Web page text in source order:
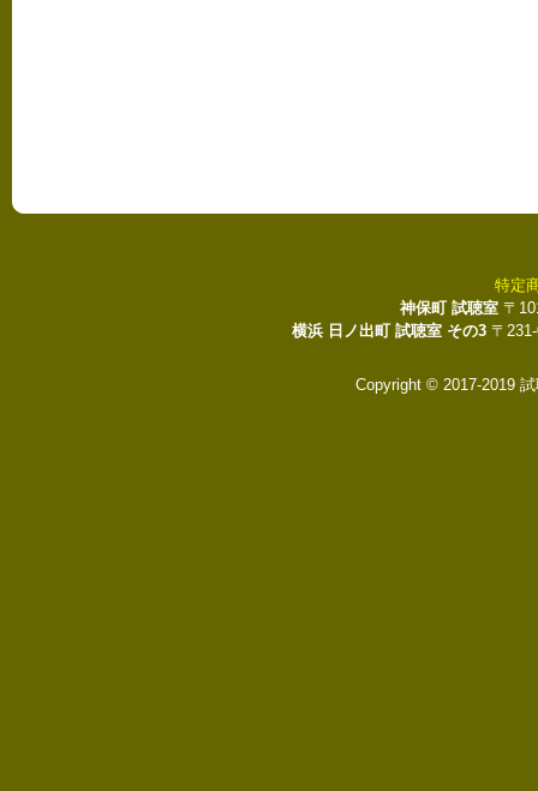
特定
神保町 試聴室 〒
横浜 日ノ出町 試聴室 その3 〒
Copyright © 2017-2019